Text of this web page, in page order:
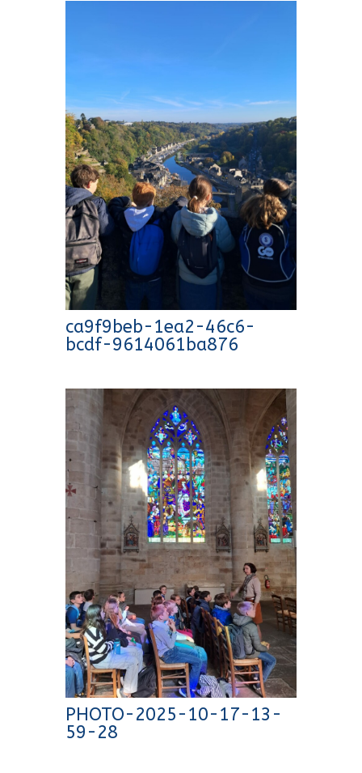
ca9f9beb-1ea2-46c6-
bcdf-9614061ba876
PHOTO-2025-10-17-13-
59-28